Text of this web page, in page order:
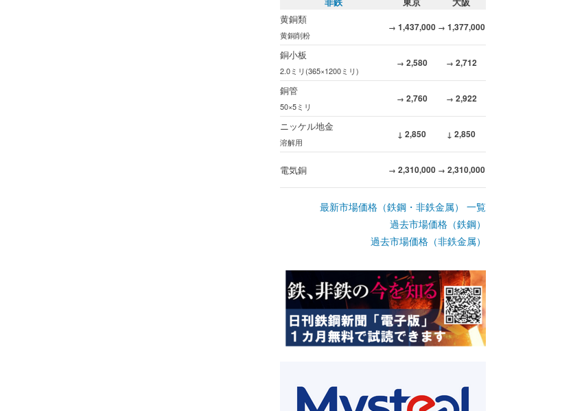
黄銅類
黄銅削粉
→ 1,437,000 → 1,377,000
銅小板
2.0ミリ(365×1200ミリ)
→ 2,580 → 2,712
銅管
50×5ミリ
→ 2,760 → 2,922
ニッケル地金
溶解用
↓ 2,850 ↓ 2,850
電気銅 → 2,310,000 → 2,310,000
最新市場価格（鉄鋼・非鉄金属） 一覧
過去市場価格（鉄鋼）
過去市場価格（非鉄金属）